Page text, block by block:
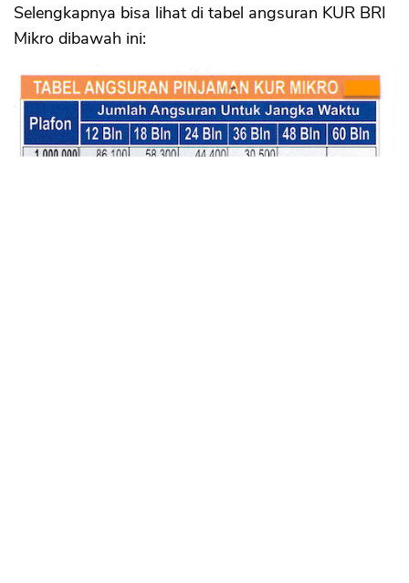
Selengkapnya bisa lihat di tabel angsuran KUR BRI
Mikro dibawah ini: